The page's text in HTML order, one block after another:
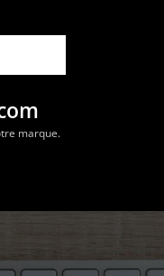
marque.